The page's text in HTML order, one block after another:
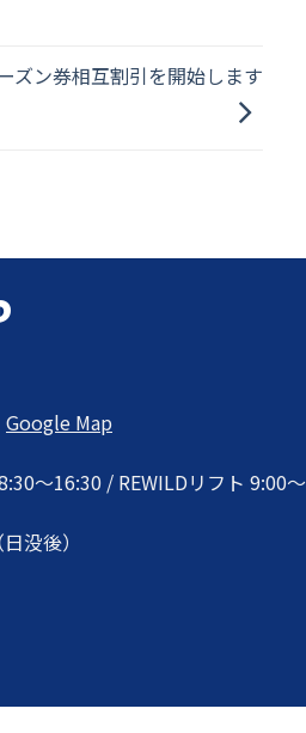
ズン券相互割引を開始します
Google Map
〜16:30 / REWILDリフト 9:00〜
没後）